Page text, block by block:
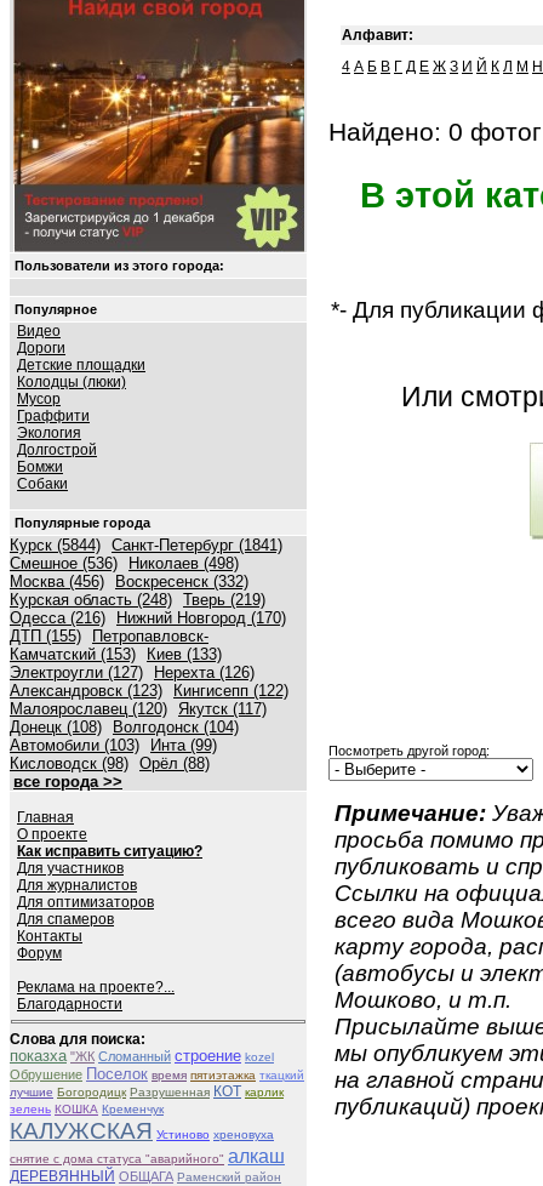
Пользователи из этого города:
Популярное
Видео
Дороги
Детские площадки
Колодцы (люки)
Мусор
Граффити
Экология
Долгострой
Бомжи
Собаки
Популярные города
Курск (5844) Санкт-Петербург (1841)
Смешное (536)
Николаев (498)
Москва (456)
Воскресенск (332)
Курская область (248) Тверь (219)
Одесса (216)
Нижний Новгород (170)
ДТП (155)
Петропавловск-
Камчатский (153)
Киев (133)
Электроугли (127)
Нерехта (126)
Александровск (123)
Кингисепп (122)
Малоярославец (120) Якутск (117)
Донецк (108)
Волгодонск (104)
Автомобили (103)
Инта (99)
Кисловодск (98) Орёл (88)
все города >>
Главная
О проекте
Как исправить ситуацию?
Для участников
Для журналистов
Для оптимизаторов
Для спамеров
Контакты
Форум
Реклама на проекте?...
Благодарности
Слова для поиска:
показха "ЖК Сломанный строение kozel
Обрушение Поселок время пятиэтажка ткацкий
лучшие Богородицк Разрушенная КОТ карлик
зелень КОШКА Кременчук
КАЛУЖСКАЯ Устиново хреновуха
снятие с дома статуса "аварийного" алкаш
ДЕРЕВЯННЫЙ ОБЩАГА Раменский район
Алфавит:
4 А Б В Г Д Е Ж З И Й К Л М Н
Найдено: 0
В этой
*- Для публикации
Или
Посмотреть другой город:
Примечание:
просьба помимо
публиковать и
Ссылки на
всего вида
карту города,
(автобусы и
Мошково, и т.п.
Присылайте
мы опубликуем
на главной
публикаций)